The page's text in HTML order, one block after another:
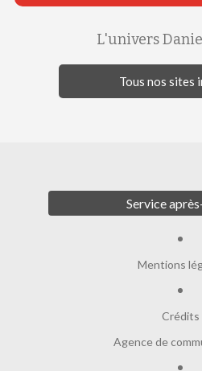
L'univers
Tous nos sites
Service
Mentions
Crédits
Agence de